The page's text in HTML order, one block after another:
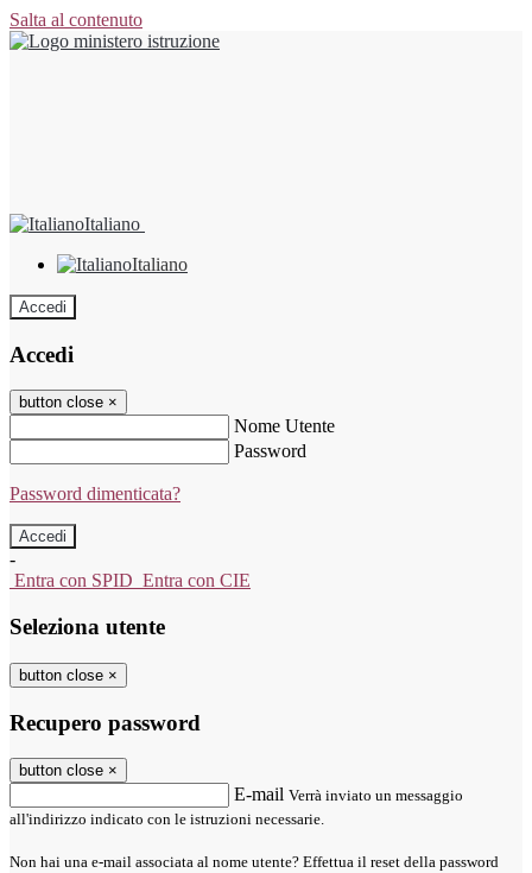
Salta al contenuto
Italiano
Italiano
Accedi
Accedi
button close ×
Nome Utente
Password
Password dimenticata?
-
Entra con SPID Entra con CIE
Seleziona utente
button close ×
Recupero password
button close ×
E-mail Verrà inviato un messaggio
all'indirizzo indicato con le istruzioni necessarie.
Non hai una e-mail associata al nome utente? Effettua il reset della password